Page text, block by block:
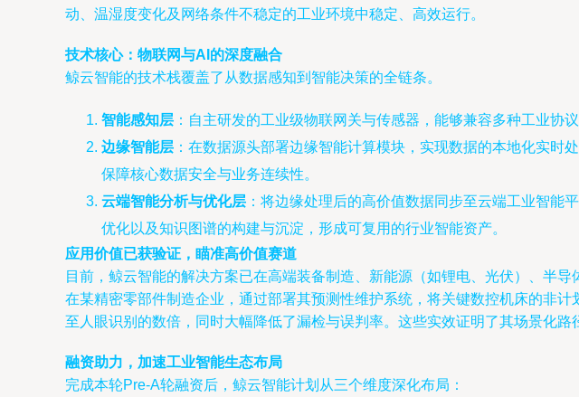
动、温湿度变化及网络条件不稳定的工业环境中稳定、高效运行。
技术核心：物联网与AI的深度融合
鲸云智能的技术栈覆盖了从数据感知到智能决策的全链条。
智能感知层 ：自主研发的工业级物联网关与传感器，能够兼容多种工业协
边缘智能层 ：在数据源头部署边缘智能计算模块，实现数据的本地化实
保障核心数据安全与业务连续性。
云端智能分析与优化层 ：将边缘处理后的高价值数据同步至云端工业智能
优化以及知识图谱的构建与沉淀，形成可复用的行业智能资产。
应用价值已获验证，瞄准高价值赛道
目前，鲸云智能的解决方案已在高端装备制造、新能源（如锂电、光伏）、半
在某精密零部件制造企业，通过部署其预测性维护系统，将关键数控机床的非
至人眼识别的数倍，同时大幅降低了漏检与误判率。这些实效证明了其场景化路
融资助力，加速工业智能生态布局
完成本轮Pre-A轮融资后，鲸云智能计划从三个维度深化布局：